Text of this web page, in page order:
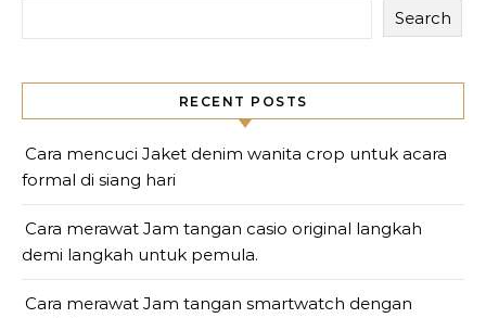
Search
RECENT POSTS
Cara mencuci Jaket denim wanita crop untuk acara
formal di siang hari
Cara merawat Jam tangan casio original langkah
demi langkah untuk pemula.
Cara merawat Jam tangan smartwatch dengan